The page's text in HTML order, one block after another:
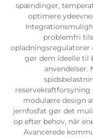
spændinger,
optimere
problemfri
opladningsregulatorer
gør dem ideelle til
anvendelser.
modulære design
jernfosfat gør det
op efter behov, når
Avancerede